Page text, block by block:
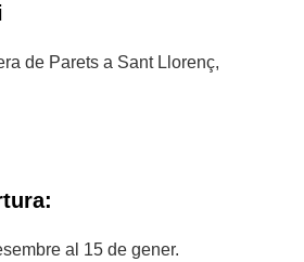
de Parets a Sant Llorenç,
al 15 de gener.